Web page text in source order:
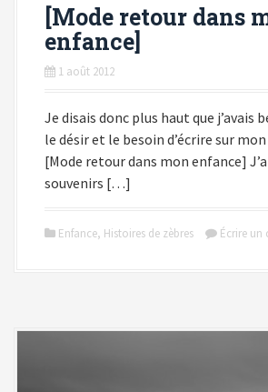
[Mode retour dans
enfance]
1 août 2012
Je disais donc plus haut que j’avais
le désir et le besoin d’écrire sur
[Mode retour dans mon enfance]
souvenirs […]
Enfance, Histoires de zèbres Écrire